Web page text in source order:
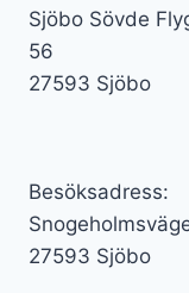
Sjöbo Sövde
56
27593 Sjöbo
Besöksadress:
27593 Sjöbo